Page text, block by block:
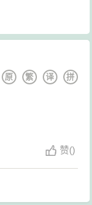
拼
译
繁
原
赞()